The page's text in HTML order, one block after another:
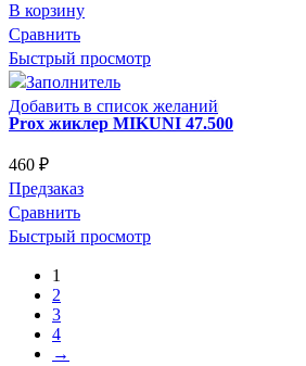
В корзину
Сравнить
Быстрый просмотр
Добавить в список желаний
Prox жиклер MIKUNI 47.500
460 ₽
Предзаказ
Сравнить
Быстрый просмотр
1
2
3
4
→